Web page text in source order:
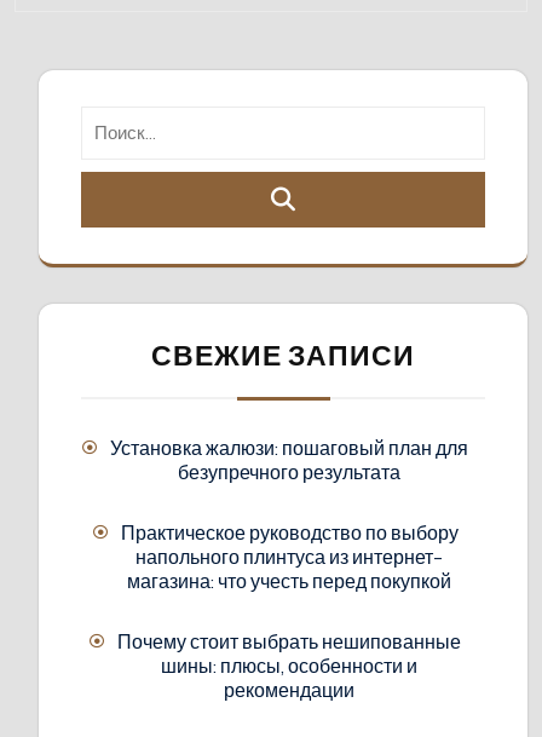
СВЕЖИЕ ЗАПИСИ
Установка жалюзи: пошаговый план для
безупречного результата
Практическое руководство по выбору
напольного плинтуса из интернет-
магазина: что учесть перед покупкой
Почему стоит выбрать нешипованные
шины: плюсы, особенности и
рекомендации